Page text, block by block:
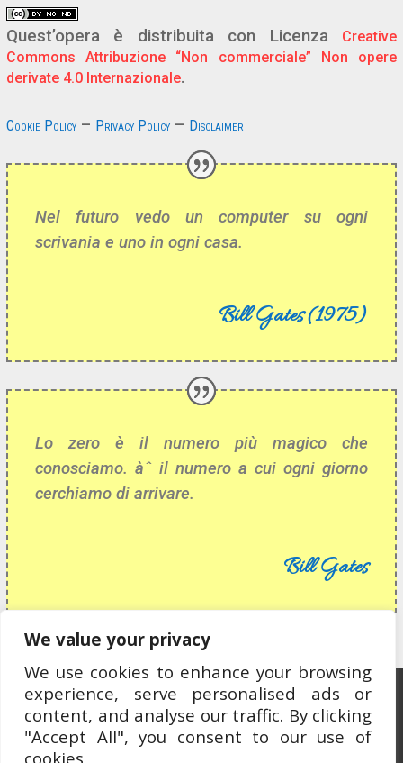
We value your privacy
We use cookies to enhance your browsing
experience, serve personalised ads or
content, and analyse our traffic. By clicking
"Accept All", you consent to our use of
cookies.
Quest’opera è distribuita con Licenza
Creative
Commons Attribuzione “Non commerciale” Non opere
derivate 4.0 Internazionale.
Cookie Policy– Privacy Policy– Disclaimer
Nel futuro vedo un computer su ogni
scrivania e uno in ogni casa.
Bill Gates (1975)
Lo zero è il numero più magico che
conosciamo. àˆ il numero a cui ogni giorno
cerchiamo di arrivare.
Bill Gates
Ospitato da OCEWeb Network